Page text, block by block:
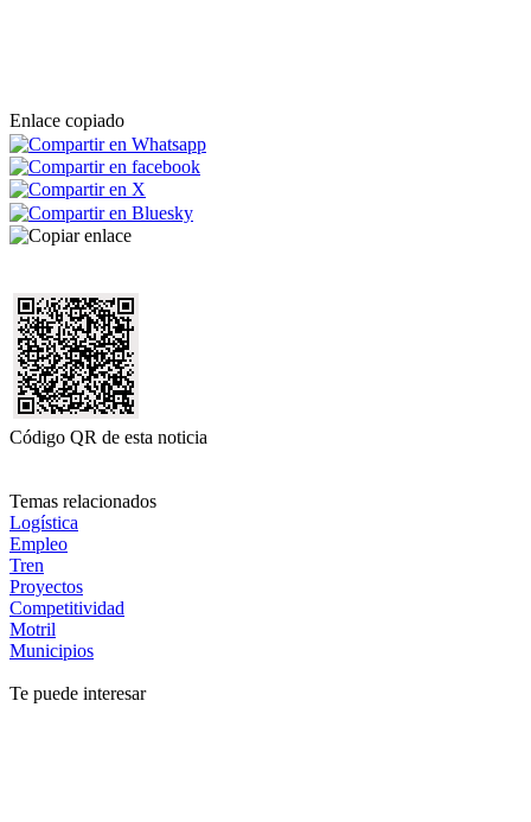
Enlace copiado
Código QR de esta noticia
Temas relacionados
Logística
Empleo
Tren
Proyectos
Competitividad
Motril
Municipios
Te puede interesar